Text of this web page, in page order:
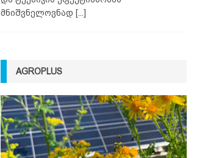
მნიშვნელოვნად [...]
AGROPLUS